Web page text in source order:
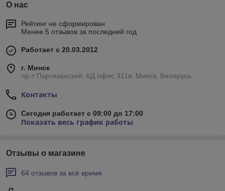
О нас
Рейтинг не сформирован
Менее 5 отзывов за последний год
Работает с 20.03.2012
г. Минск
пр-т Партизанский, 6Д офис 311в, Минск, Беларусь
Контакты
Сегодня работает с 09:00 до 17:00
Показать весь график работы
Отзывы о магазине
64 отзывов за всё время